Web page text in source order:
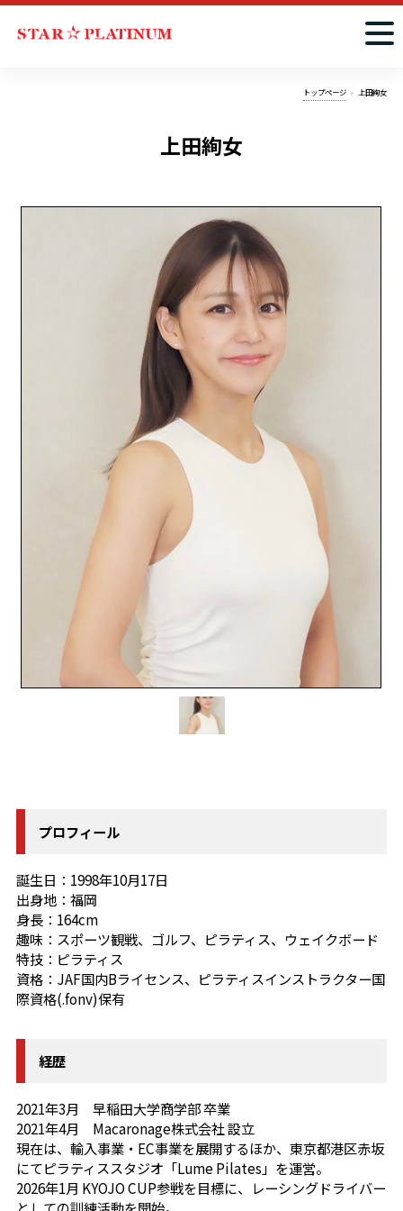
トップページ 上田絢女
上田絢女
プロフィール
誕生日：1998年10月17日
出身地：福岡
身長：164cm
趣味：スポーツ観戦、ゴルフ、ピラティス、ウェイクボード
特技：ピラティス
資格：JAF国内Bライセンス、ピラティスインストラクター国
際資格(.fonv)保有
経歴
2021年3月 早稲田大学商学部 卒業
2021年4月 Macaronage株式会社 設立
現在は、輸入事業・EC事業を展開するほか、東京都港区赤坂
にてピラティススタジオ「Lume Pilates」を運営。
2026年1月 KYOJO CUP参戦を目標に、レーシングドライバー